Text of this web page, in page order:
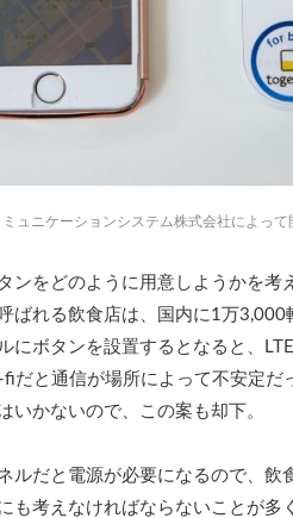
ュニケーションシステム株式会社によっ
ンをどのように用意しようかを考
ばれる飲食店は、国内に1万
にボタンを設置するとなると、
だと通信が場所によって不安定だ
いかないので、この案も却下。
ルだと電源が必要になるので、飲
も考えなければならないことが多